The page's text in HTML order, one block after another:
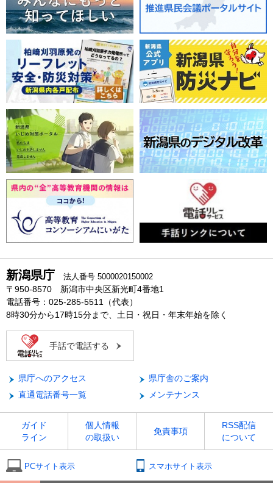
新潟県庁 法人番号 5000020150002
〒950-8570 新潟市中央区新光町4番地1
電話番号：025-285-5511（代表）
8時30分から17時15分まで、土日・祝日・年末年始を除く
手話で電話する
県庁へのアクセス
県庁舎のご案内
直通電話番号一覧
メンテナンス
ガイド
ライン
個人情報
の取扱い
免責事項
RSS配信
について
PCサイト表示 スマホサイト表示